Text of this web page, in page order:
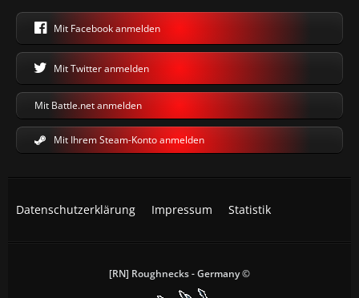
Mit Facebook anmelden
Mit Twitter anmelden
Mit Battle.net anmelden
Mit Ihrem Steam-Konto anmelden
Datenschutzerklärung Impressum Statistik
[RN] Roughnecks - Germany ©